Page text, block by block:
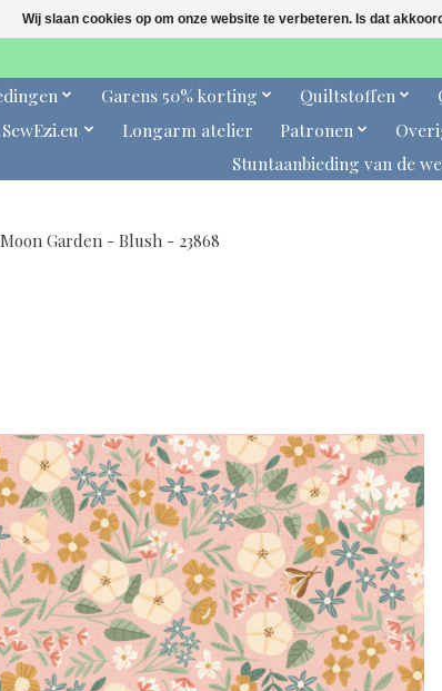
Garens 50% korting Quiltstoffen
SewEzi.eu
Longarm atelier Patronen
Stuntaanbieding van de
Garden - Blush - 23868
Wij slaan cookies op om onze website te verbeteren. Is dat